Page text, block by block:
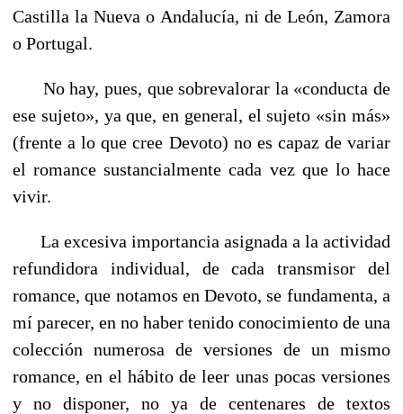
Castilla la Nueva o Andalucía, ni de León, Zamora
o Portugal.
No hay, pues, que sobrevalorar la «conducta de
ese sujeto», ya que, en general, el sujeto «sin más»
(frente a lo que cree Devoto) no es capaz de variar
el romance sustancialmente cada vez que lo hace
vivir.
La excesiva importancia asignada a la actividad
refundidora individual, de cada transmisor del
romance, que notamos en Devoto, se fundamenta, a
mí parecer, en no haber tenido conocimiento de una
colección numerosa de versiones de un mismo
romance, en el hábito de leer unas pocas versiones
y no disponer, no ya de centenares de textos